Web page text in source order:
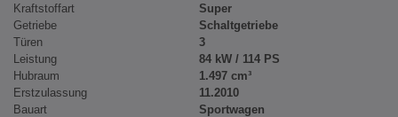
Kraftstoffart
Super
Getriebe
Schaltgetriebe
Türen
3
Leistung
84 kW / 114 PS
Hubraum
1.497 cm³
Erstzulassung
11.2010
Bauart
Sportwagen